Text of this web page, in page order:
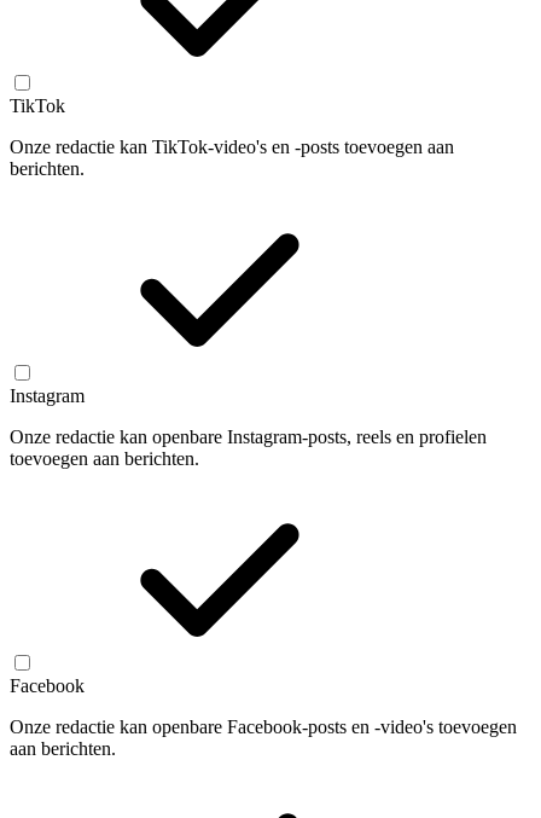
TikTok
Onze redactie kan TikTok-video's en -posts toevoegen aan
berichten.
Instagram
Onze redactie kan openbare Instagram-posts, reels en profielen
toevoegen aan berichten.
Facebook
Onze redactie kan openbare Facebook-posts en -video's toevoegen
aan berichten.